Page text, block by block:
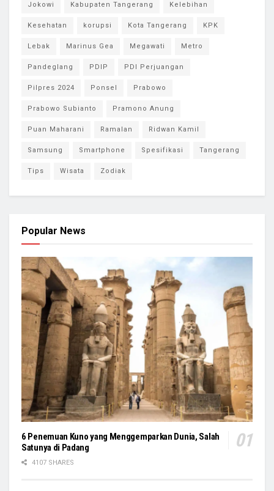
Jokowi Kabupaten Tangerang Kelebihan
Kesehatan korupsi Kota Tangerang KPK
Lebak Marinus Gea Megawati Metro
Pandeglang PDIP PDI Perjuangan
Pilpres 2024 Ponsel Prabowo
Prabowo Subianto Pramono Anung
Puan Maharani Ramalan Ridwan Kamil
Samsung Smartphone Spesifikasi Tangerang
Tips Wisata Zodiak
Popular News
6 Penemuan Kuno yang Menggemparkan Dunia, Salah
Satunya di Padang
4107 SHARES